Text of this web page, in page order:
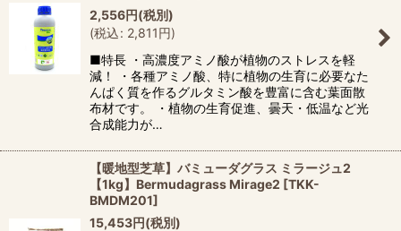
2,556円(税別)
(税込: 2,811円)
■特長 ・高濃度アミノ酸が植物のストレスを軽
減！ ・各種アミノ酸、特に植物の生育に必要なた
んぱく質を作るグルタミン酸を豊富に含む葉面散
布材です。 ・植物の生育促進、曇天・低温など光
合成能力が…
【暖地型芝草】バミューダグラス ミラージュ2
【1kg】Bermudagrass Mirage2 [TKK-
BMDM201]
15,453円(税別)